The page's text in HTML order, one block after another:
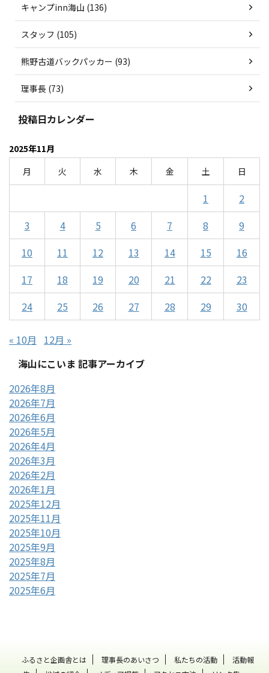
キャンプinn海山 (136)
スタッフ (105)
熊野古道バックパッカー (93)
理事長 (73)
投稿日カレンダー
2025年11月
月
火 水 木 金 土 日
1
2
3
4 5 6 7 8
9
10
11 12 13 14 15
16
17
18 19 20 21 22
23
24
25 26 27 28 29 30
« 10月
12月 »
海山にこいま 記事アーカイブ
2026年8月
2026年7月
2026年6月
2026年5月
2026年4月
2026年3月
2026年2月
2026年1月
2025年12月
2025年11月
2025年10月
2025年9月
2025年8月
2025年7月
2025年6月
ふるさと企画舎とは 理事長のあいさつ 私たちの活動
活動報